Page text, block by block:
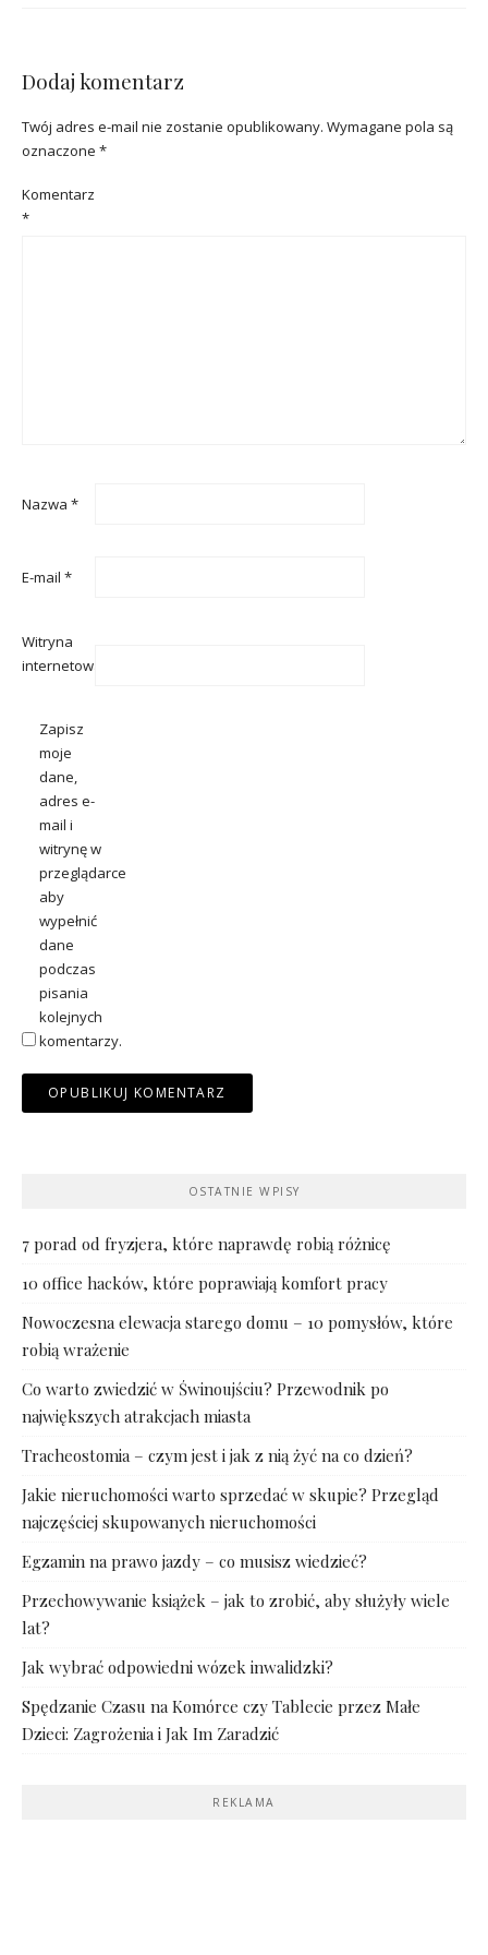
Dodaj komentarz
Twój adres e-mail nie zostanie opublikowany. Wymagane pola są
oznaczone *
Komentarz
*
Nazwa *
E-mail *
Witryna
internetowa
Zapisz
moje
dane,
adres e-
mail i
witrynę w
przeglądarce
aby
wypełnić
dane
podczas
pisania
kolejnych
komentarzy.
OSTATNIE WPISY
7 porad od fryzjera, które naprawdę robią różnicę
10 office hacków, które poprawiają komfort pracy
Nowoczesna elewacja starego domu – 10 pomysłów, które
robią wrażenie
Co warto zwiedzić w Świnoujściu? Przewodnik po
największych atrakcjach miasta
Tracheostomia – czym jest i jak z nią żyć na co dzień?
Jakie nieruchomości warto sprzedać w skupie? Przegląd
najczęściej skupowanych nieruchomości
Egzamin na prawo jazdy – co musisz wiedzieć?
Przechowywanie książek – jak to zrobić, aby służyły wiele
lat?
Jak wybrać odpowiedni wózek inwalidzki?
Spędzanie Czasu na Komórce czy Tablecie przez Małe
Dzieci: Zagrożenia i Jak Im Zaradzić
REKLAMA